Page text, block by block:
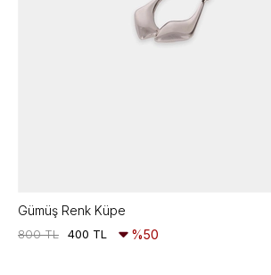
Gümüş Renk Küpe
400 TL
800 TL %50